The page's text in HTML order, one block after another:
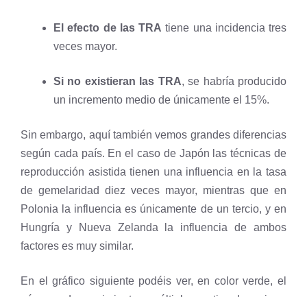
El efecto de las TRA tiene una incidencia tres
veces mayor.
Si no existieran las TRA, se habría producido
un incremento medio de únicamente el 15%.
Sin embargo, aquí también vemos grandes diferencias
según cada país. En el caso de Japón las técnicas de
reproducción asistida tienen una influencia en la tasa
de gemelaridad diez veces mayor, mientras que en
Polonia la influencia es únicamente de un tercio, y en
Hungría y Nueva Zelanda la influencia de ambos
factores es muy similar.
En el gráfico siguiente podéis ver, en color verde, el